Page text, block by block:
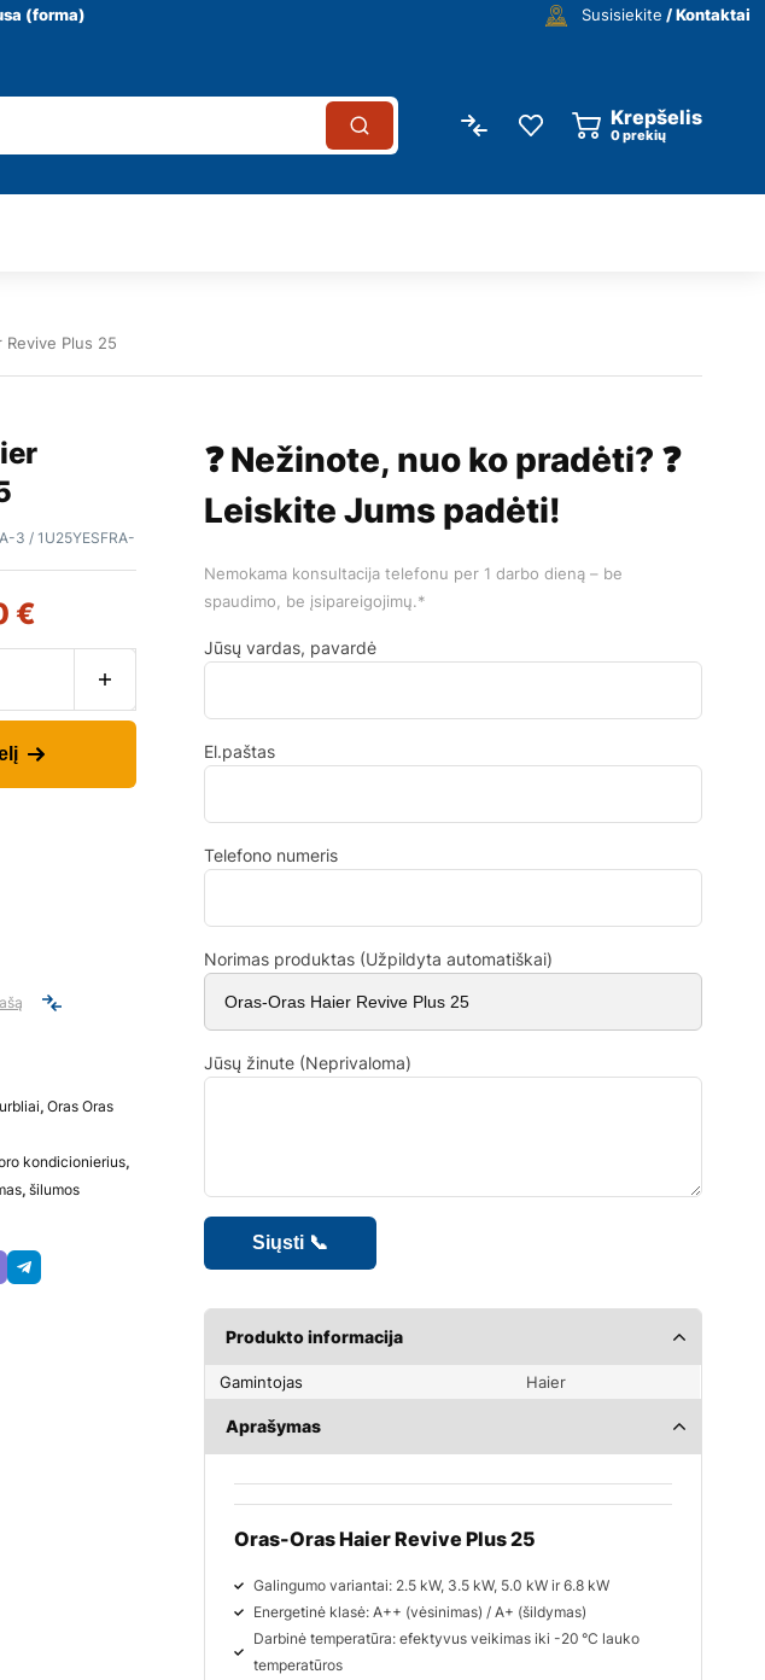
(forma) Susisiekite / Kontaktai
Krepšelis
0prekių
Revive Plus 25
3 / 1U25YESFRA-
€
, Oras Oras
kondicionierius,
, šilumos
❓ Nežinote, nuo ko pradėti? ❓
Leiskite Jums padėti!
Nemokama konsultacija telefonu per 1 darbo dieną – be
spaudimo, be įsipareigojimų.*
Jūsų vardas, pavardė
El.paštas
Telefono numeris
Norimas produktas (Užpildyta automatiškai)
Jūsų žinute (Neprivaloma)
Produkto informacija
Gamintojas Haier
Aprašymas
Oras-Oras Haier Revive Plus 25
Galingumo variantai: 2.5 kW, 3.5 kW, 5.0 kW ir 6.8 kW
Energetinė klasė: A++ (vėsinimas) / A+ (šildymas)
Darbinė temperatūra: efektyvus veikimas iki -20 °C lauko
temperatūros